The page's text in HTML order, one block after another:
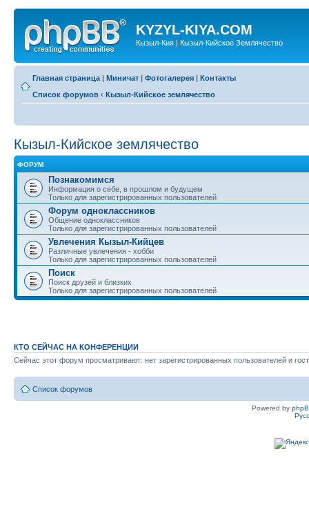
KYZYL-KIYA.COM
Кызыл-Кия | Кызыл-Кийское Землячество
Главная страница | Миничат | Фотогалерея | Контакты
Список форумов ‹ Кызыл-Кийское землячество
Кызыл-Кийское землячество
ФОРУМ
Познакомимся
Информация о себе, в прошлом и будущем
Только для зарегистрированных пользователей
Форум одноклассников
Общение одноклассников
Только для зарегистрированных пользователей
Увлечения Кызыл-Кийцев
Различные увлечения - хобби
Только для зарегистрированных пользователей
Поиск
Поиск друзей и близких
Только для зарегистрированных пользователей
КТО СЕЙЧАС НА КОНФЕРЕНЦИИ
Сейчас этот форум просматривают: нет зарегистрированных пользователей и
Список форумов
Powered by